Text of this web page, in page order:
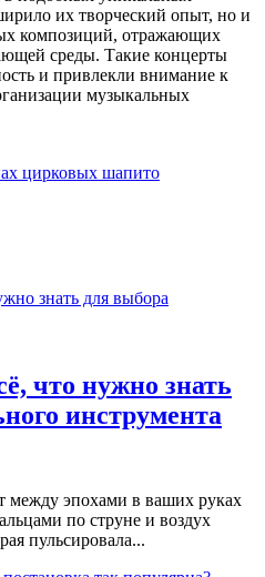
их творческий опыт, но и
композиций, отражающих
среды. Такие концерты
и привлекли внимание к
музыкальных
цирковых шапито
что нужно знать
инструмента
между эпохами в ваших руках
по струне и воздух
пульсировала...